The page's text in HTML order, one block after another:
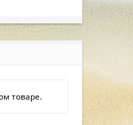
товаре.